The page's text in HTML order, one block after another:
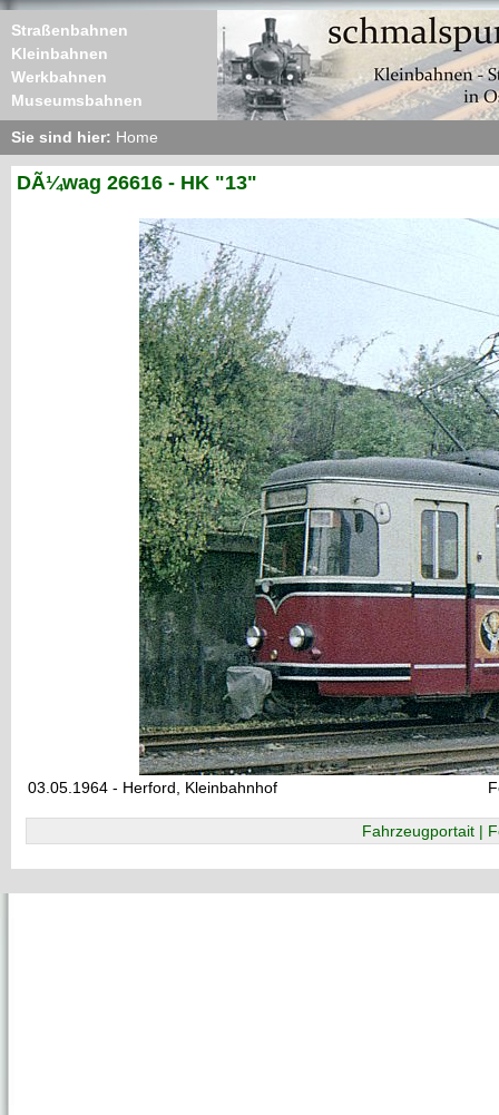
Straßenbahnen
Kleinbahnen
Werkbahnen
Museumsbahnen
Sie sind hier: Home
DÃ¼wag 26616 - HK "13"
03.05.1964 - Herford, Kleinbahnhof
Fahrzeugportait |